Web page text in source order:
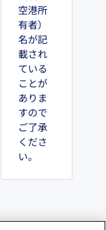
空港所
有者）
名が記
載され
ている
ことが
ありま
すので
ご了承
くださ
い。